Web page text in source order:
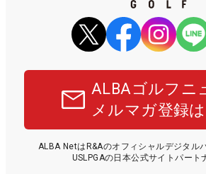
ALBAゴルフニ
メルマガ登録
ALBA NetはR&Aのオフィシャルデジタル
USLPGAの日本公式サイトパート